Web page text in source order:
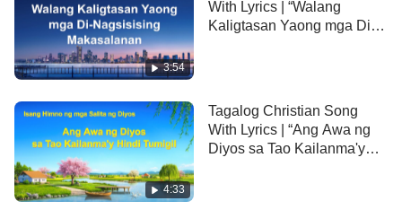
Sa pagsasagawa ng mga salita ng Diyos,
sila'y mamumuno at maghahari kasama ng Diyos.
buhay sa tao.
Tanging ang Kanyang salita
ang maaaring magbigay ng liwanag sa tao,
3:54
With Lyrics | “Walang
Kaligtasan Yaong mga Di-
4:33
Tagalog Christian Song
With Lyrics | “Ang Awa ng
Diyos sa Tao Kailanma'y